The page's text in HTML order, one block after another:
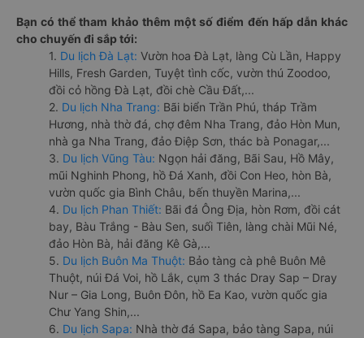
Bạn có thể tham khảo thêm một số điểm đến hấp dẫn khác
cho chuyến đi sắp tới:
1. Du lịch Đà Lạt: Vườn hoa Đà Lạt, làng Cù Lần, Happy
Hills, Fresh Garden, Tuyệt tình cốc, vườn thú Zoodoo,
đồi cỏ hồng Đà Lạt, đồi chè Cầu Đất,...
2. Du lịch Nha Trang: Bãi biển Trần Phú, tháp Trầm
Hương, nhà thờ đá, chợ đêm Nha Trang, đảo Hòn Mun,
nhà ga Nha Trang, đảo Điệp Sơn, thác bà Ponagar,...
3. Du lịch Vũng Tàu: Ngọn hải đăng, Bãi Sau, Hồ Mây,
mũi Nghinh Phong, hồ Đá Xanh, đồi Con Heo, hòn Bà,
vườn quốc gia Bình Châu, bến thuyền Marina,...
4. Du lịch Phan Thiết: Bãi đá Ông Địa, hòn Rơm, đồi cát
bay, Bàu Trắng - Bàu Sen, suối Tiên, làng chài Mũi Né,
đảo Hòn Bà, hải đăng Kê Gà,...
5. Du lịch Buôn Ma Thuột: Bảo tàng cà phê Buôn Mê
Thuột, núi Đá Voi, hồ Lắk, cụm 3 thác Dray Sap – Dray
Nur – Gia Long, Buôn Đôn, hồ Ea Kao, vườn quốc gia
Chư Yang Shin,...
6. Du lịch Sapa: Nhà thờ đá Sapa, bảo tàng Sapa, núi